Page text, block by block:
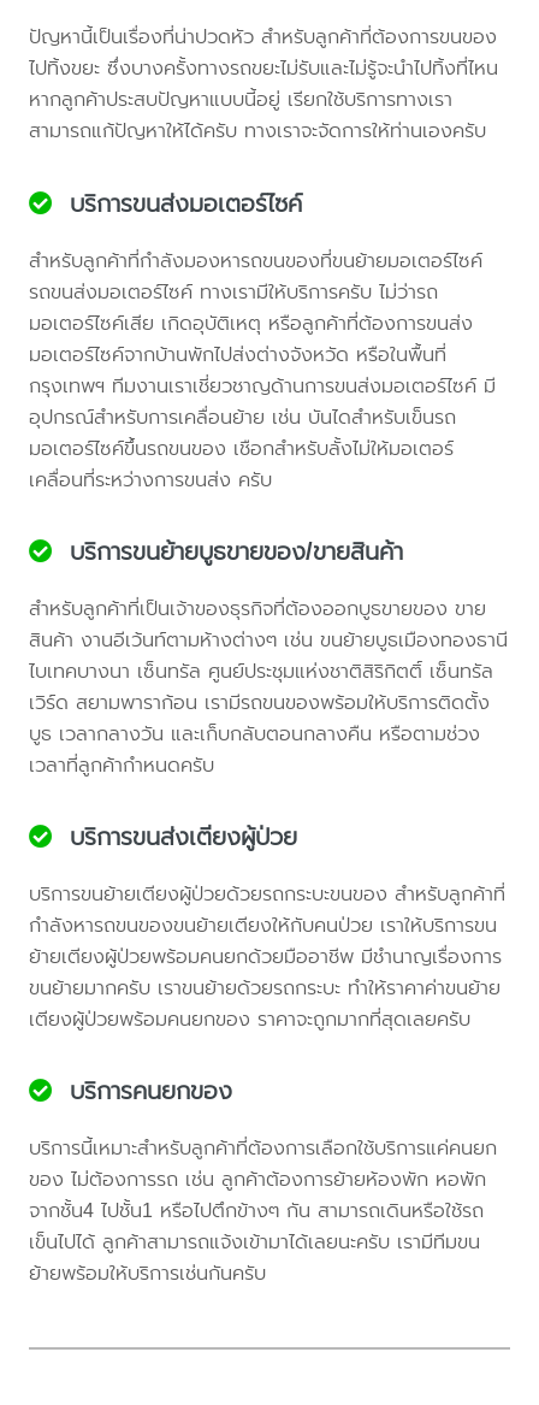
ปัญหานี้เป็นเรื่องที่น่าปวดหัว สำหรับลูกค้าที่ต้องการขนของ
ไปทิ้งขยะ ซึ่งบางครั้งทางรถขยะไม่รับและไม่รู้จะนำไปทิ้งที่ไหน
หากลูกค้าประสบปัญหาแบบนี้อยู่ เรียกใช้บริการทางเรา
สามารถแก้ปัญหาให้ได้ครับ ทางเราจะจัดการให้ท่านเองครับ
บริการขนส่งมอเตอร์ไซค์
สำหรับลูกค้าที่กำลังมองหารถขนของที่ขนย้ายมอเตอร์ไซค์
รถขนส่งมอเตอร์ไซค์ ทางเรามีให้บริการครับ ไม่ว่ารถ
มอเตอร์ไซค์เสีย เกิดอุบัติเหตุ หรือลูกค้าที่ต้องการขนส่ง
มอเตอร์ไซค์จากบ้านพักไปส่งต่างจังหวัด หรือในพื้นที่
กรุงเทพฯ ทีมงานเราเชี่ยวชาญด้านการขนส่งมอเตอร์ไซค์ มี
อุปกรณ์สำหรับการเคลื่อนย้าย เช่น บันไดสำหรับเข็นรถ
มอเตอร์ไซค์ขึ้นรถขนของ เชือกสำหรับลั้งไม่ให้มอเตอร์
เคลื่อนที่ระหว่างการขนส่ง ครับ
บริการขนย้ายบูธขายของ/ขายสินค้า
สำหรับลูกค้าที่เป็นเจ้าของธุรกิจที่ต้องออกบูธขายของ ขาย
สินค้า งานอีเว้นท์ตามห้างต่างๆ เช่น ขนย้ายบูธเมืองทองธานี
ไบเทคบางนา เซ็นทรัล ศูนย์ประชุมแห่งชาติสิริกิตติ์ เซ็นทรัล
เวิร์ด สยามพาราก้อน เรามีรถขนของพร้อมให้บริการติดตั้ง
บูธ เวลากลางวัน และเก็บกลับตอนกลางคืน หรือตามช่วง
เวลาที่ลูกค้ากำหนดครับ
บริการขนส่งเตียงผู้ป่วย
บริการขนย้ายเตียงผู้ป่วยด้วยรถกระบะขนของ สำหรับลูกค้าที่
กำลังหารถขนของขนย้ายเตียงให้กับคนป่วย เราให้บริการขน
ย้ายเตียงผู้ป่วยพร้อมคนยกด้วยมืออาชีพ มีชำนาญเรื่องการ
ขนย้ายมากครับ เราขนย้ายด้วยรถกระบะ ทำให้ราคาค่าขนย้าย
เตียงผู้ป่วยพร้อมคนยกของ ราคาจะถูกมากที่สุดเลยครับ
บริการคนยกของ
บริการนี้เหมาะสำหรับลูกค้าที่ต้องการเลือกใช้บริการแค่คนยก
ของ ไม่ต้องการรถ เช่น ลูกค้าต้องการย้ายห้องพัก หอพัก
จากชั้น4 ไปชั้น1 หรือไปตึกข้างๆ กัน สามารถเดินหรือใช้รถ
เข็นไปได้ ลูกค้าสามารถแจ้งเข้ามาได้เลยนะครับ เรามีทีมขน
ย้ายพร้อมให้บริการเช่นกันครับ